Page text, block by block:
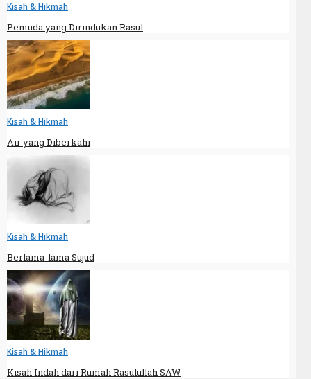
Kisah & Hikmah
Pemuda yang Dirindukan Rasul
Kisah & Hikmah
Air yang Diberkahi
Kisah & Hikmah
Berlama-lama Sujud
Kisah & Hikmah
Kisah Indah dari Rumah Rasulullah SAW